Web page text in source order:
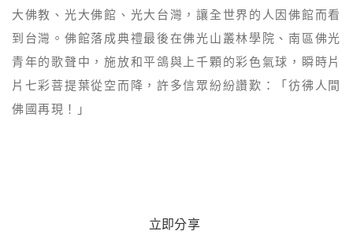
大佛教、光大佛館、光大台灣，讓全世界的人因佛館而看
到台灣。佛館落成典禮最後在佛光山叢林學院、南區佛光
青年的歌聲中，施放和平鴿與上千顆的彩色氣球，瞬時片
片七彩菩提葉從空而降，許多信眾紛紛讚歎：「彷彿人間
佛國再現！」